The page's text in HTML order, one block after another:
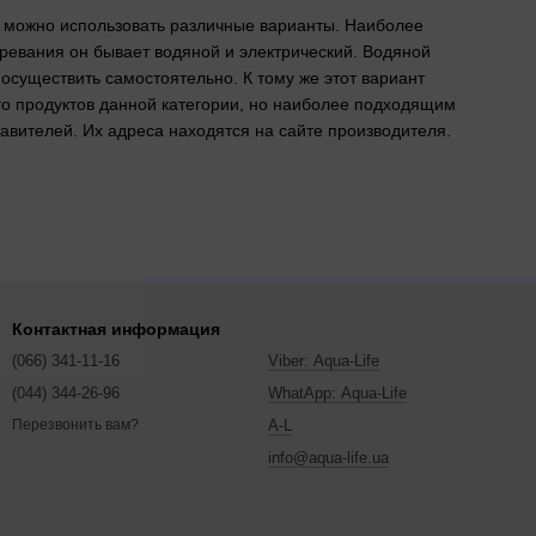
использовать различные варианты. Наиболее
он бывает водяной и электрический. Водяной
самостоятельно. К тому же этот вариант
данной категории, но наиболее подходящим
Их адреса находятся на сайте производителя.
санузел) и детской комнате, ведь дети много
теплого пола Woks служат отзывы довольных
для открытого монтажа, так как обладает повышенной
прост в использовании. Для монтажа лучше
сам кабель 135 Вт, монтажная лента,
Контактная информация
(066) 341-11-16
(044) 344-26-96
Перезвонить вам?
Viber: Aqua-Life
WhatApp: Aqua-Life
A-L
info@aqua-life.ua